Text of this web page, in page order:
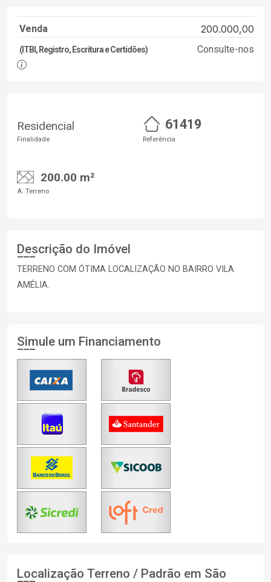
Venda 200.000,00
(ITBI, Registro, Escritura e Certidões) Consulte-nos
Residencial
Finalidade
61419
Referência
200.00 m²
A. Terreno
Descrição do Imóvel
TERRENO COM ÓTIMA LOCALIZAÇÃO NO BAIRRO VILA
AMÉLIA.
Simule um Financiamento
Localização Terreno / Padrão em São